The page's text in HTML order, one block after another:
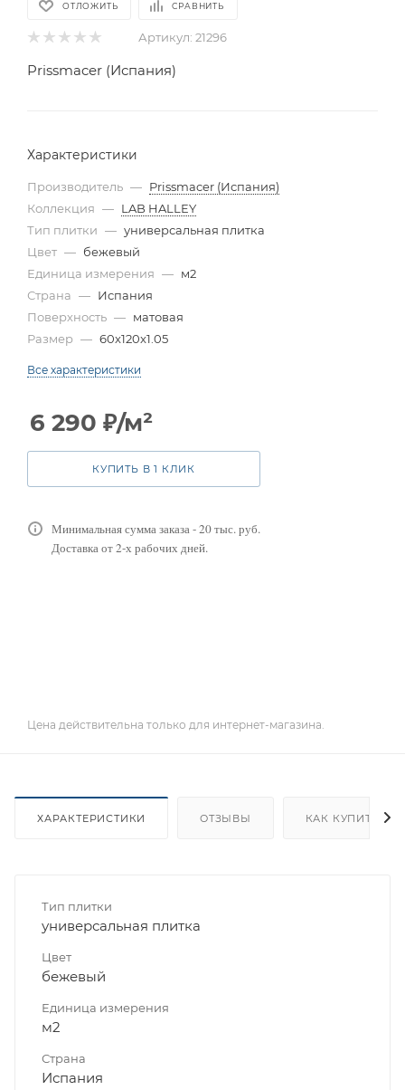
ОТЛОЖИТЬ СРАВНИТЬ
Артикул: 21296
Prissmacer (Испания)
Характеристики
Производитель — Prissmacer (Испания)
Коллекция — LAB HALLEY
Тип плитки — универсальная плитка
Цвет — бежевый
Единица измерения — м2
Страна — Испания
Поверхность — матовая
Размер — 60x120x1.05
Все характеристики
6 290 ₽/м²
КУПИТЬ В 1 КЛИК
Минимальная сумма заказа - 20 тыс. руб.
Доставка от 2-х рабочих дней.
Цена действительна только для интернет-магазина.
ХАРАКТЕРИСТИКИ ОТЗЫВЫ КАК КУПИТЬ
Тип плитки
универсальная плитка
Цвет
бежевый
Единица измерения
м2
Страна
Испания